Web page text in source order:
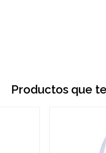
Productos que